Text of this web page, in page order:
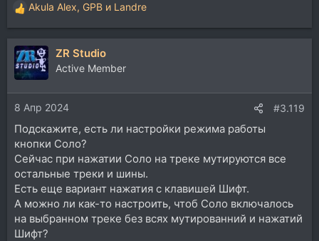
Р
е
а
к
ц
и
и
:
Akula Alex, GPB и Landre
ZR Studio
Active Member
8 Апр 2024 #3.119
Подскажите, есть ли настройки режима работы
кнопки Соло?
Сейчас при нажатии Соло на треке мутируются все
остальные треки и шины.
Есть еще вариант нажатия с клавишей Шифт.
А можно ли как-то настроить, чтоб Соло включалось
на выбранном треке без всях мутированний и нажатий
Шифт?